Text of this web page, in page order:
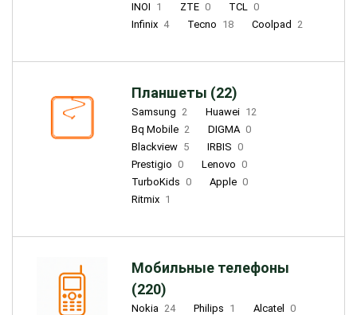
INOI 1 ZTE 0 TCL 0
Infinix 4 Tecno 18 Coolpad 2
Планшеты (22)
Samsung 2 Huawei 12
Bq Mobile 2 DIGMA 0
Blackview 5 IRBIS 0
Prestigio 0 Lenovo 0
TurboKids 0 Apple 0
Ritmix 1
Мобильные телефоны
(220)
Nokia 24 Philips 1 Alcatel
0